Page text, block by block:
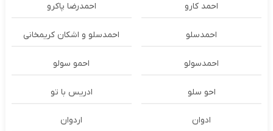
احمد کارو احمدرضا پاکرو
احمدسلو احمدسلو و اشکان کریمخانی
احمدسولو احمو سولو
احو سلو ادریس با تو
ادوان اردوان